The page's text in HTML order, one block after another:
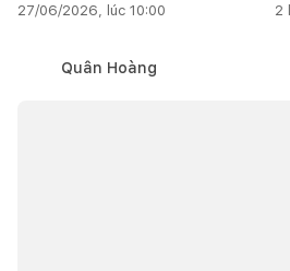
27/06/2026, lúc 10:00 2
Quân Hoàng